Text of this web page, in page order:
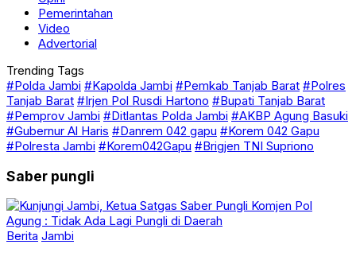
Pemerintahan
Video
Advertorial
Trending Tags
#Polda Jambi #Kapolda Jambi #Pemkab Tanjab Barat #Polres
Tanjab Barat #Irjen Pol Rusdi Hartono #Bupati Tanjab Barat
#Pemprov Jambi #Ditlantas Polda Jambi #AKBP Agung Basuki
#Gubernur Al Haris #Danrem 042 gapu #Korem 042 Gapu
#Polresta Jambi #Korem042Gapu #Brigjen TNI Supriono
Saber pungli
Berita Jambi